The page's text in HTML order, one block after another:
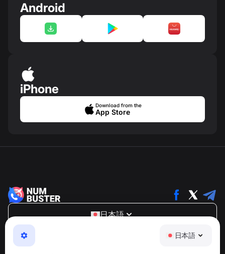
日本語
Android
iPhone
Download from the
App Store
日本語
NumBuster © 2013—2026 ·
support@numbuster.com
電話詐欺、スパム、不審なメッセージからあなたを守る、